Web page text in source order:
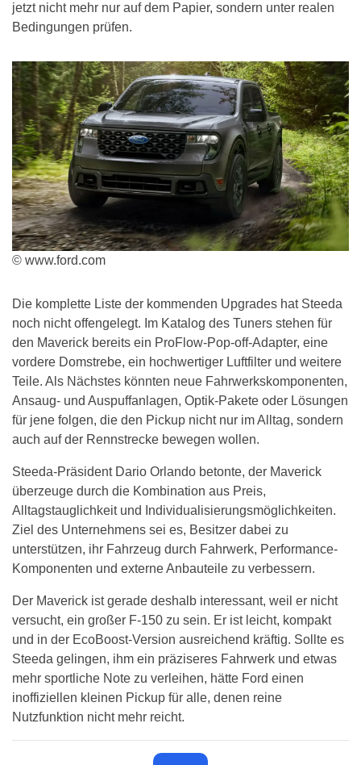
jetzt nicht mehr nur auf dem Papier, sondern unter realen
Bedingungen prüfen.
© www.ford.com
Die komplette Liste der kommenden Upgrades hat Steeda
noch nicht offengelegt. Im Katalog des Tuners stehen für
den Maverick bereits ein ProFlow-Pop-off-Adapter, eine
vordere Dom­strebe, ein hochwertiger Luftfilter und weitere
Teile. Als Nächstes könnten neue Fahrwerkskomponenten,
Ansaug- und Auspuffanlagen, Optik-Pakete oder Lösungen
für jene folgen, die den Pickup nicht nur im Alltag, sondern
auch auf der Rennstrecke bewegen wollen.
Steeda-Präsident Dario Orlando betonte, der Maverick
überzeuge durch die Kombination aus Preis,
Alltagstauglichkeit und Individualisierungs­möglichkeiten.
Ziel des Unternehmens sei es, Besitzer dabei zu
unterstützen, ihr Fahrzeug durch Fahrwerk, Performance-
Komponenten und externe Anbauteile zu verbessern.
Der Maverick ist gerade deshalb interessant, weil er nicht
versucht, ein großer F-150 zu sein. Er ist leicht, kompakt
und in der EcoBoost-Version ausreichend kräftig. Sollte es
Steeda gelingen, ihm ein präziseres Fahrwerk und etwas
mehr sportliche Note zu verleihen, hätte Ford einen
inoffiziellen kleinen Pickup für alle, denen reine
Nutzfunktion nicht mehr reicht.